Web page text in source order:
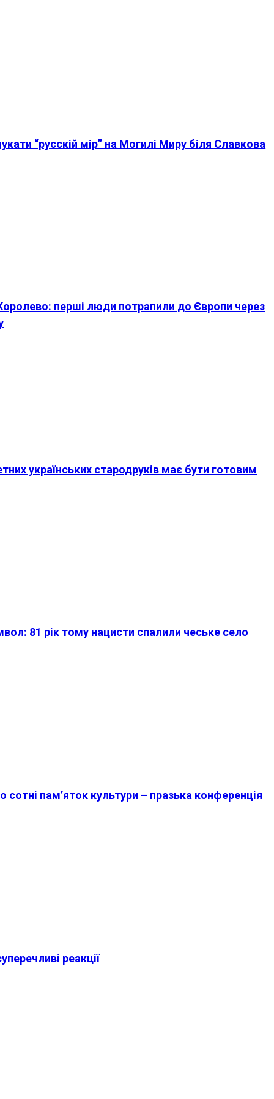
“русскій мір” на Могилі Миру біля Славкова
перші люди потрапили до Європи через
українських стародруків має бути готовим
81 рік тому нацисти спалили чеське село
сотні пам’яток культури – празька конференція
реакції